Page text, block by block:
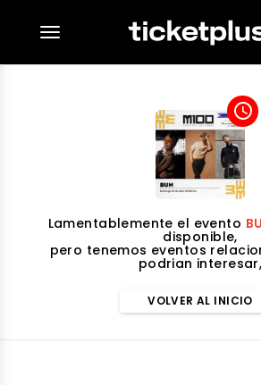
desplegar navegación
access_time
Lamentablemente el evento
disponible,
pero tenemos eventos
podrian interesar,
VOLVER AL INICIO